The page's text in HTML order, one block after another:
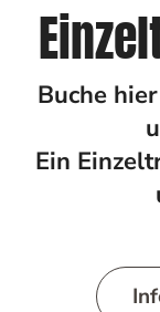
Buche
Ein